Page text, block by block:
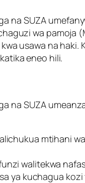
na SUZA
wa pamoja
usawa na
eneo hili.
na SUZA
mtihani
walitekwa
ya kuchagua